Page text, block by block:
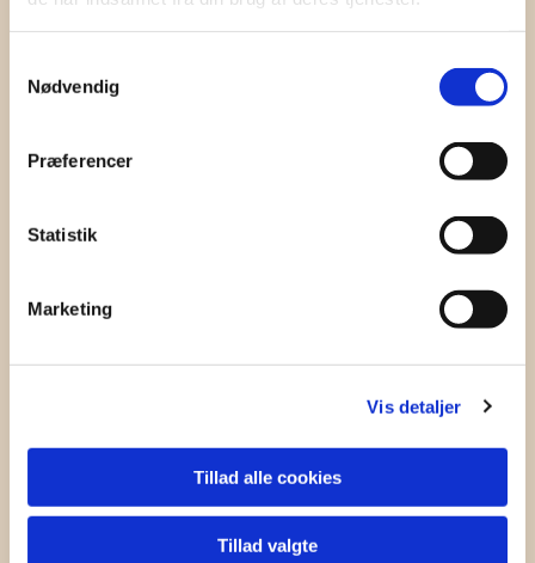
Nødvendig
Præferencer
Statistik
Marketing
Vis detaljer
Tillad alle cookies
Tillad valgte